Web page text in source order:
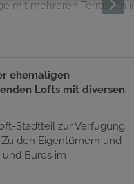
ehemaligen
Lofts mit diversen
Stadtteil zur Verfügung
den Eigentümern und
Büros im